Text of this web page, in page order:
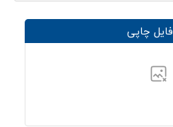
فایل چاپی